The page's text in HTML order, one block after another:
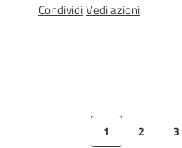
aperte
CondividiVedi azioni
Pagina precedente
Pagina
1 Pagina
2 3